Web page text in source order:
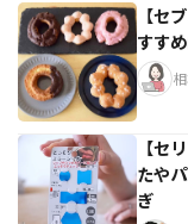
【セ
すす
【セ
たや
ぎ